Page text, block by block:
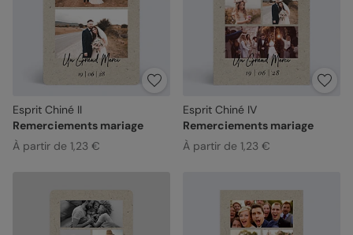
Esprit Chiné II
Remerciements mariage
À partir de 1,23 €
Esprit Chiné IV
Remerciements mariage
À partir de 1,23 €